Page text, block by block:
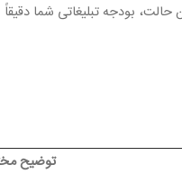
بودجه تبلیغاتی شما
توضیح